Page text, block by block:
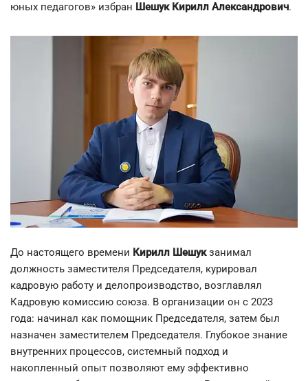
юных педагогов» избран Шешук Кирилл Александрович.
До настоящего времени Кирилл Шешукзанимал
должность заместителя Председателя, курировал
кадровую работу и делопроизводство, возглавлял
Кадровую комиссию союза. В организации он с 2023
года: начинал как помощник Председателя, затем был
назначен заместителем Председателя. Глубокое знание
внутренних процессов, системный подход и
накопленный опыт позволяют ему эффективно